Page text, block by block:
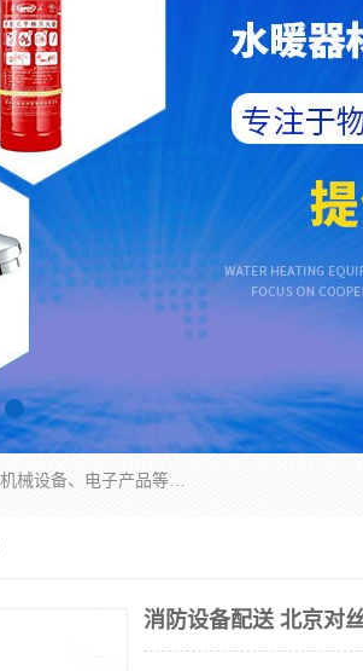
北京华信万佳商贸有限公司主要经营销售食用农产品、建筑材料，五金产品、机械设备、电子产品等。 我们有好的产品和专业的销售和技术团队，始终为客户提供好的产品和技术支持、健全的售后服务，如果您对我公司的产品服务有兴趣，期待您在线留言或者来电咨询!
消防设备配送 北京对